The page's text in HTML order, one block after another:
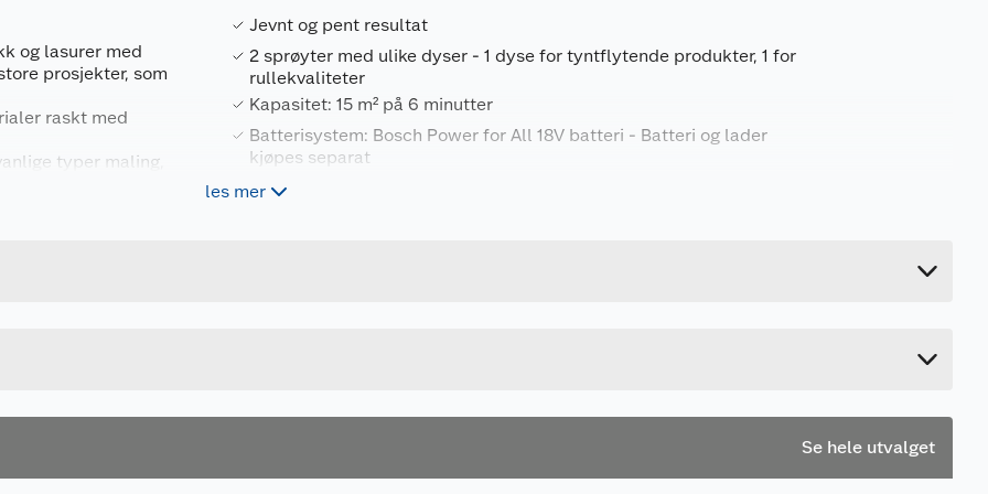
og lasurer med
prosjekter, som
raskt med
typer maling,
av
Jevnt og pent resultat
2 sprøyter med ulike dyser - 1 dyse for tyntflytende produkter, 1 for
rullekvaliteter
Kapasitet: 15 m² på 6 minutter
Batterisystem: Bosch Power for All 18V batteri - Batteri og lader
kjøpes separat
les merForpakningsmål
Se hele utvalget